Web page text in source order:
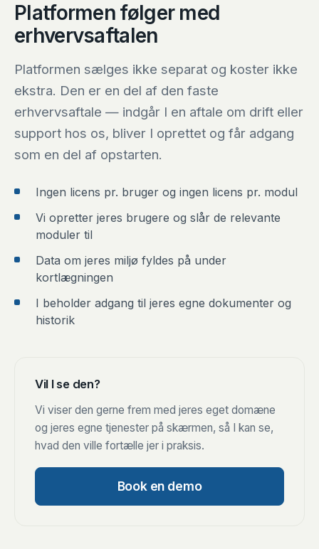
Platformen følger med
erhvervsaftalen
Platformen sælges ikke separat og koster ikke
ekstra. Den er en del af den faste
erhvervsaftale — indgår I en aftale om drift eller
support hos os, bliver I oprettet og får adgang
som en del af opstarten.
Ingen licens pr. bruger og ingen licens pr. modul
Vi opretter jeres brugere og slår de relevante
moduler til
Data om jeres miljø fyldes på under
kortlægningen
I beholder adgang til jeres egne dokumenter og
historik
Vil I se den?
Vi viser den gerne frem med jeres eget domæne
og jeres egne tjenester på skærmen, så I kan se,
hvad den ville fortælle jer i praksis.
Book en demo